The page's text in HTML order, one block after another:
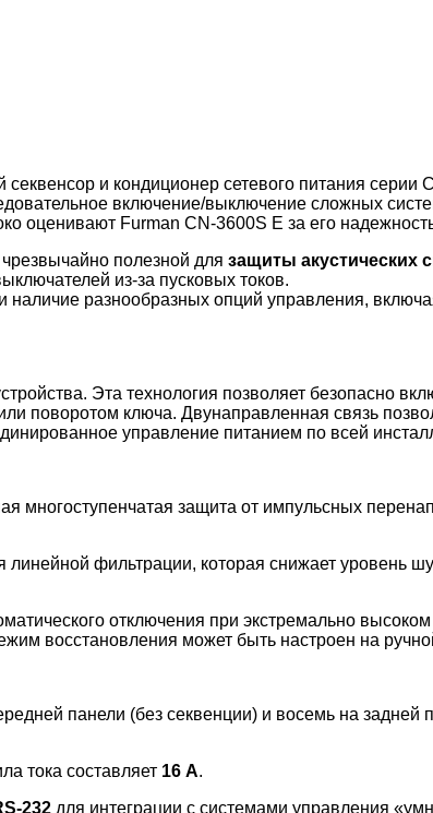
и кондиционер сетевого питания серии
включение/выключение сложных
оценивают Furman CN-3600S E за его
полезной для защиты акустических
из-за пусковых токов.
и наличие разнообразных опций управления,
Эта технология позволяет безопасно
поворотом ключа. Двунаправленная связь
управление питанием по всей
многоступенчатая защита от импульсных
линейной фильтрации, которая снижает уровень
отключения при экстремально
восстановления может быть настроен на
панели (без секвенции) и восемь на
тока составляет 16 А.
232 для интеграции с системами управления